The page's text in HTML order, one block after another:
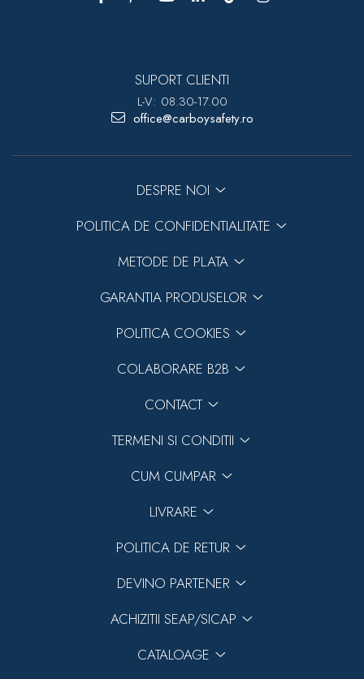
SUPORT CLIENTI
L-V: 08.30-17.00
office@carboysafety.ro
DESPRE NOI
POLITICA DE CONFIDENTIALITATE
METODE DE PLATA
GARANTIA PRODUSELOR
POLITICA COOKIES
COLABORARE B2B
CONTACT
TERMENI SI CONDITII
CUM CUMPAR
LIVRARE
POLITICA DE RETUR
DEVINO PARTENER
ACHIZITII SEAP/SICAP
CATALOAGE